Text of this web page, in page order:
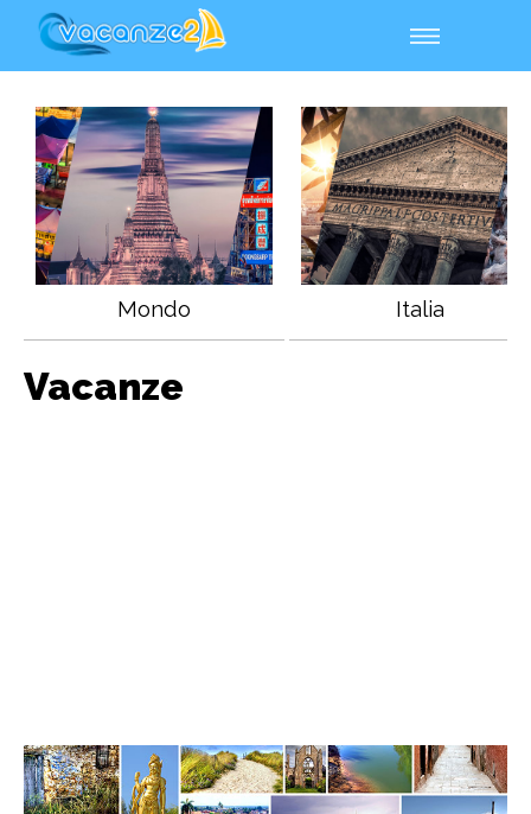
Mondo Italia
Vacanze